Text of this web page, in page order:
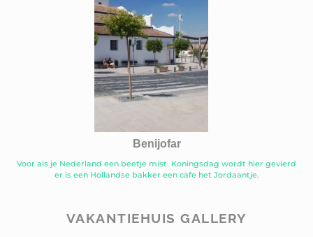
Benijofar
Voor als je Nederland een beetje mist. Koningsdag wordt hier gevierd
er is een Hollandse bakker een cafe het Jordaantje.
VAKANTIEHUIS GALLERY